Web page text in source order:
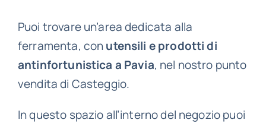
Puoi trovare un’area dedicata alla
ferramenta, conutensili e prodotti di
antinfortunistica a Pavia, nel nostro punto
vendita di Casteggio.
In questo spazio all’interno del negozio puoi